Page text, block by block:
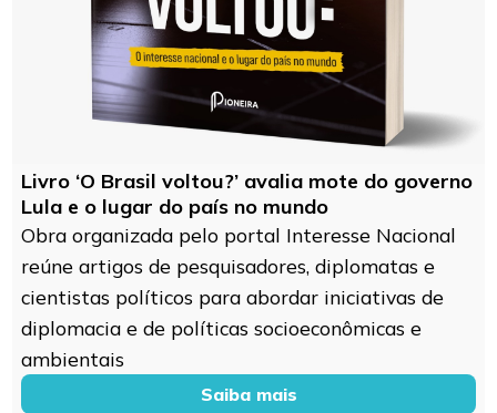
Livro ‘O Brasil voltou?’ avalia mote do governo
Lula e o lugar do país no mundo
Obra organizada pelo portal Interesse Nacional
reúne artigos de pesquisadores, diplomatas e
cientistas políticos para abordar iniciativas de
diplomacia e de políticas socioeconômicas e
ambientais
Saiba mais